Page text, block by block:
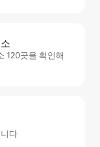
120곳을 확인해
다